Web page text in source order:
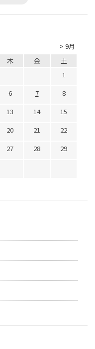
> 9月
木 金
土
1
6 7
8
13 14
15
20 21
22
27 28
29